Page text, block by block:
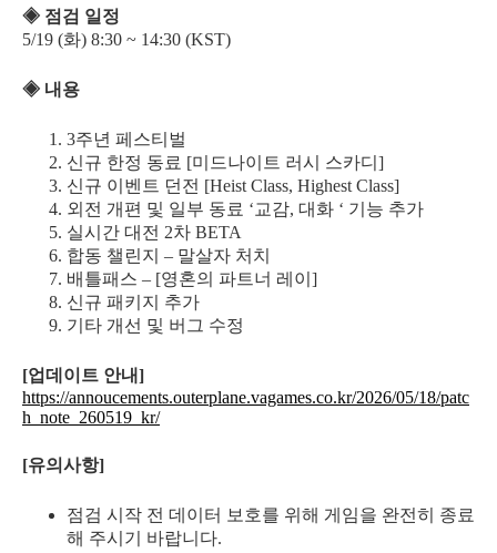
◈ 점검 일정
5/19 (화) 8:30 ~ 14:30 (KST)
◈ 내용
3주년 페스티벌
신규 한정 동료 [미드나이트 러시 스카디]
신규 이벤트 던전 [Heist Class, Highest Class]
외전 개편 및 일부 동료 ‘교감, 대화 ‘ 기능 추가
실시간 대전 2차 BETA
합동 챌린지 – 말살자 처치
배틀패스 – [영혼의 파트너 레이]
신규 패키지 추가
기타 개선 및 버그 수정
[업데이트 안내]
https://annoucements.outerplane.vagames.co.kr/2026/05/18/patc
h_note_260519_kr/
[유의사항]
점검 시작 전 데이터 보호를 위해 게임을 완전히 종료
해 주시기 바랍니다.